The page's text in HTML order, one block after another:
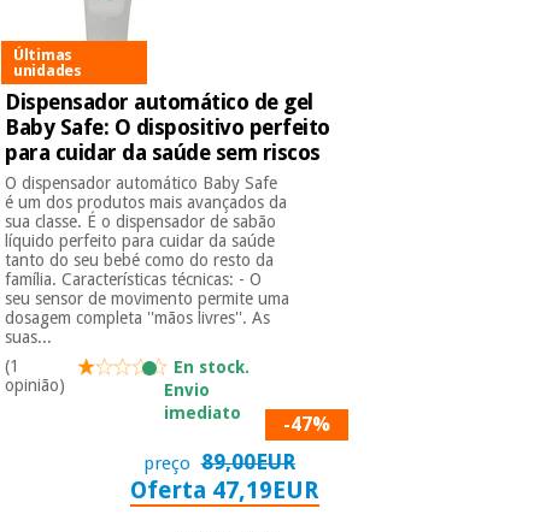
Ortopedia
Instrumental
cirúrgico
(liquidação)
Desportos
e jogos
Vestuário
sanitário
Veterinária
Ortopedia
Instrumental
cirúrgico
Últimas
unidades
Dispensador automático de gel
Baby Safe: O dispositivo perfeito
para cuidar da saúde sem riscos
O dispensador automático Baby Safe
é um dos produtos mais avançados da
sua classe. É o dispensador de sabão
líquido perfeito para cuidar da saúde
tanto do seu bebé como do resto da
família. Características técnicas: - O
seu sensor de movimento permite uma
dosagem completa ''mãos livres''. As
suas...
(1
opinião)
En stock.
Envio
imediato
-47%
preço 89,00EUR
Oferta 47,19EUR